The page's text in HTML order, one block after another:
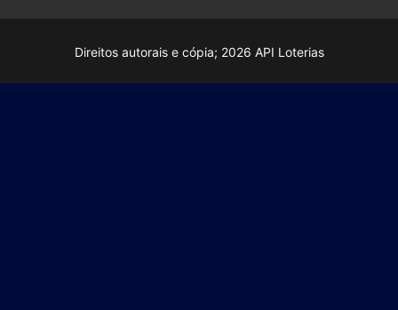
Direitos autorais e cópia; 2026 API Loterias